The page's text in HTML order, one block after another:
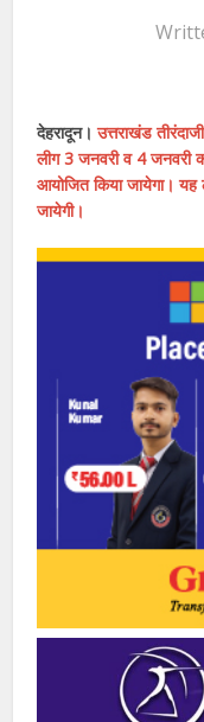
देहरादून।उत्तराखंड
लीग 3 जनवरी व 4 जनवरी
आयोजित किया जायेगा। यह
जायेगी।